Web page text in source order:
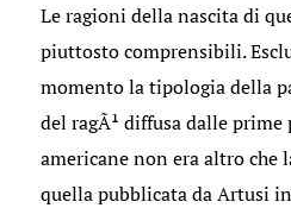
Le ragioni della nascita di
piuttosto comprensibili.
momento la tipologia della
del ragÃ¹ diffusa dalle
americane non era altro che
quella pubblicata da Artusi